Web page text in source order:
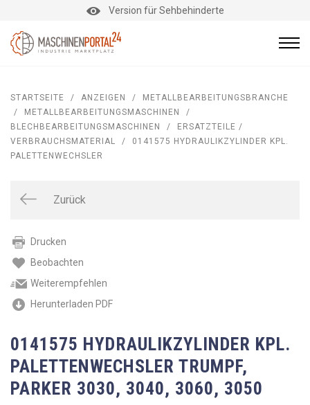
Version für Sehbehinderte
STARTSEITE / ANZEIGEN /
METALLBEARBEITUNGSBRANCHE
/
METALLBEARBEITUNGSMASCHINEN
/
BLECHBEARBEITUNGSMASCHINEN
/
ERSATZTEILE /
VERBRAUCHSMATERIAL
/
0141575 HYDRAULIKZYLINDER KPL.
PALETTENWECHSLER
Zurück
Drucken
Beobachten
Weiterempfehlen
Herunterladen PDF
0141575 HYDRAULIKZYLINDER KPL.
PALETTENWECHSLER TRUMPF,
PARKER 3030, 3040, 3060, 3050